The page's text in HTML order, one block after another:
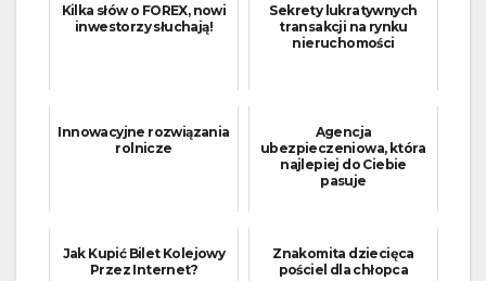
Kilka słów o FOREX, nowi
inwestorzy słuchają!
Sekrety lukratywnych
transakcji na rynku
nieruchomości
Innowacyjne rozwiązania
rolnicze
Agencja
ubezpieczeniowa, która
najlepiej do Ciebie
pasuje
Jak Kupić Bilet Kolejowy
Przez Internet?
Znakomita dziecięca
pościel dla chłopca